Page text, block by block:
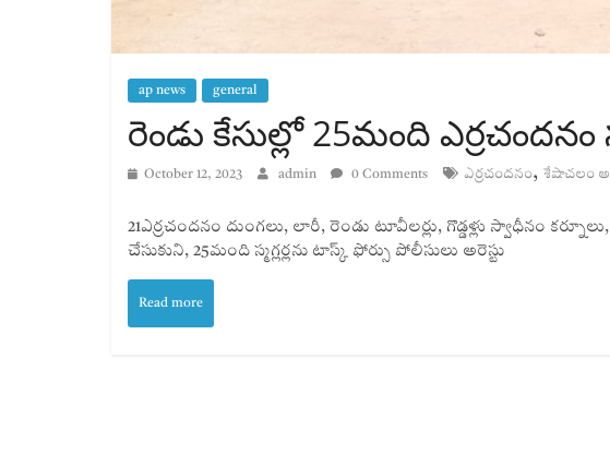
ap news general
రెండు కేసుల్లో 25మంది ఎర్రచందనం
October 12, 2023 admin 0 Comments ఎర్రచందనం, శేషాచలం
21ఎర్రచందనం దుంగలు, లారీ, రెండు టూవీలర్లు, గొడ్డళ్లు స్వాధీనం
చేసుకుని, 25మంది స్మగ్లర్లను టాస్క్ ఫోర్సు పోలీసులు అరెస్టు
Read more